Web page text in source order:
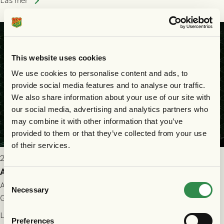
This website uses cookies
We use cookies to personalise content and ads, to
provide social media features and to analyse our traffic.
We also share information about your use of our site with
our social media, advertising and analytics partners who
may combine it with other information that you’ve
provided to them or that they’ve collected from your use
of their services.
Selection
Necessary
Preferences
2026-07-25 9:00
Allt du behöver veta inför GAIS - Halmstads BK 26/7
All evenemangsinformation du kan behöva inför ditt besök på
Gamla Ullevi och matchen mellan GAIS och Halmstads BK i
Allsvenskan! Avspark kl 16.30 på söndag 26/7.
Läs mer